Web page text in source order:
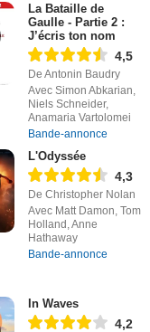
La Bataille de
Gaulle - Partie 2 :
J’écris ton nom
4,5
De Antonin Baudry
Avec Simon Abkarian,
Niels Schneider,
Anamaria Vartolomei
Bande-annonce
L'Odyssée
4,3
De Christopher Nolan
Avec Matt Damon, Tom
Holland, Anne
Hathaway
Bande-annonce
In Waves
4,2